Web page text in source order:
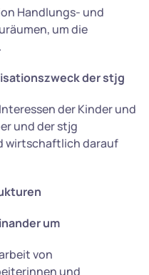
Handlungs- und
um die
der stjg
der Kinder und
und der stjg
wirtschaftlich darauf
um
von
und